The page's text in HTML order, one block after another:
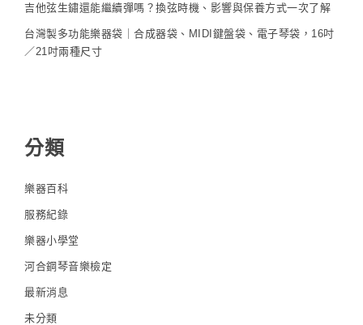
吉他弦生鏽還能繼續彈嗎？換弦時機、影響與保養方式一次了解
台灣製多功能樂器袋｜合成器袋、MIDI鍵盤袋、電子琴袋，16吋
／21吋兩種尺寸
分類
樂器百科
服務紀錄
樂器小學堂
河合鋼琴音樂檢定
最新消息
未分類